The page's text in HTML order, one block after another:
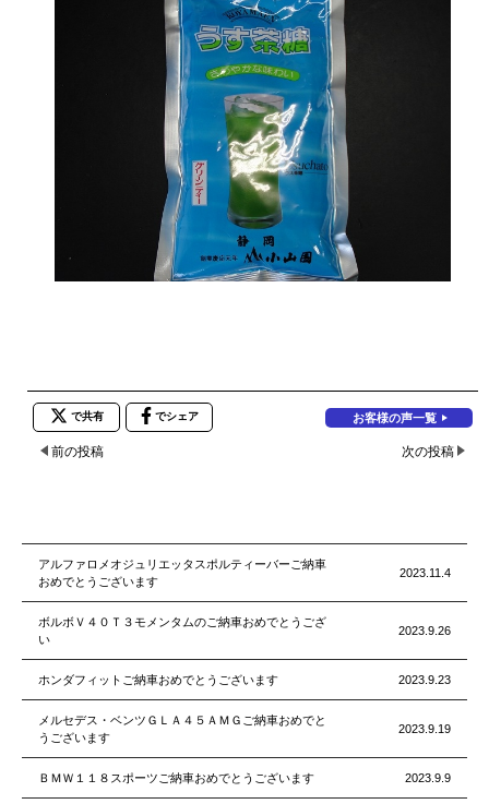
で共有 でシェア お客様の声一覧
前の投稿 次の投稿
アルファロメオジュリエッタスポルティーバーご納車
おめでとうございます
2023.11.4
ボルボＶ４０Ｔ３モメンタムのご納車おめでとうござ
い
2023.9.26
ホンダフィットご納車おめでとうございます 2023.9.23
メルセデス・ベンツＧＬＡ４５ＡＭＧご納車おめでと
うございます
2023.9.19
ＢＭＷ１１８スポーツご納車おめでとうございます 2023.9.9